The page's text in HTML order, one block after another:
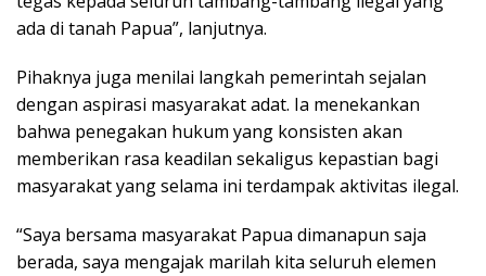
ada di tanah Papua”, lanjutnya.
Pihaknya juga menilai langkah pemerintah sejalan
dengan aspirasi masyarakat adat. Ia menekankan
bahwa penegakan hukum yang konsisten akan
memberikan rasa keadilan sekaligus kepastian bagi
masyarakat yang selama ini terdampak aktivitas ilegal.
“Saya bersama masyarakat Papua dimanapun saja
berada, saya mengajak marilah kita seluruh elemen